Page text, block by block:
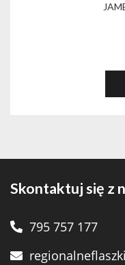
Skontaktuj się z
795 757 177